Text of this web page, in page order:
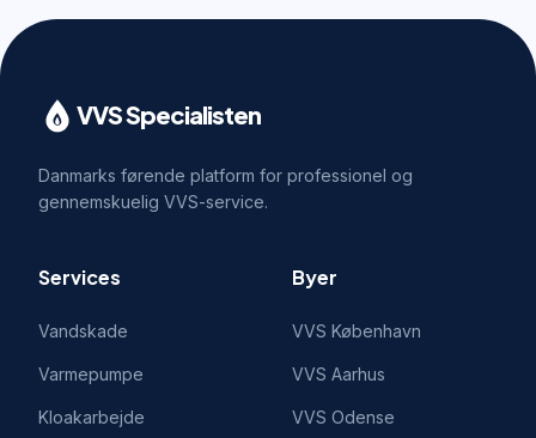
VVS Specialisten
Danmarks førende platform for professionel og
gennemskuelig VVS-service.
Services
Vandskade
Varmepumpe
Kloakarbejde
Byer
VVS København
VVS Aarhus
VVS Odense